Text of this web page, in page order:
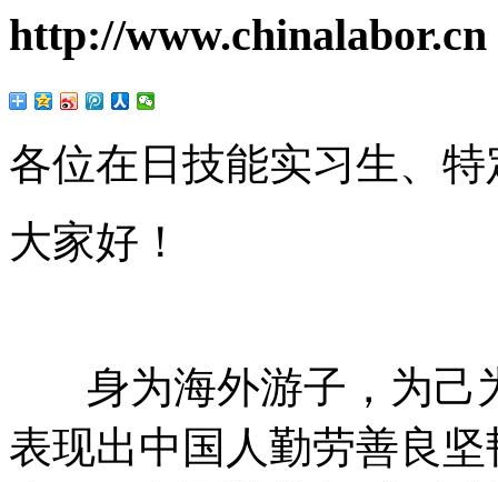
http://www.chinalabor.cn
各位在日技能实习生、
大家好！
身为海外游子，为己
表现出中国人勤劳善良